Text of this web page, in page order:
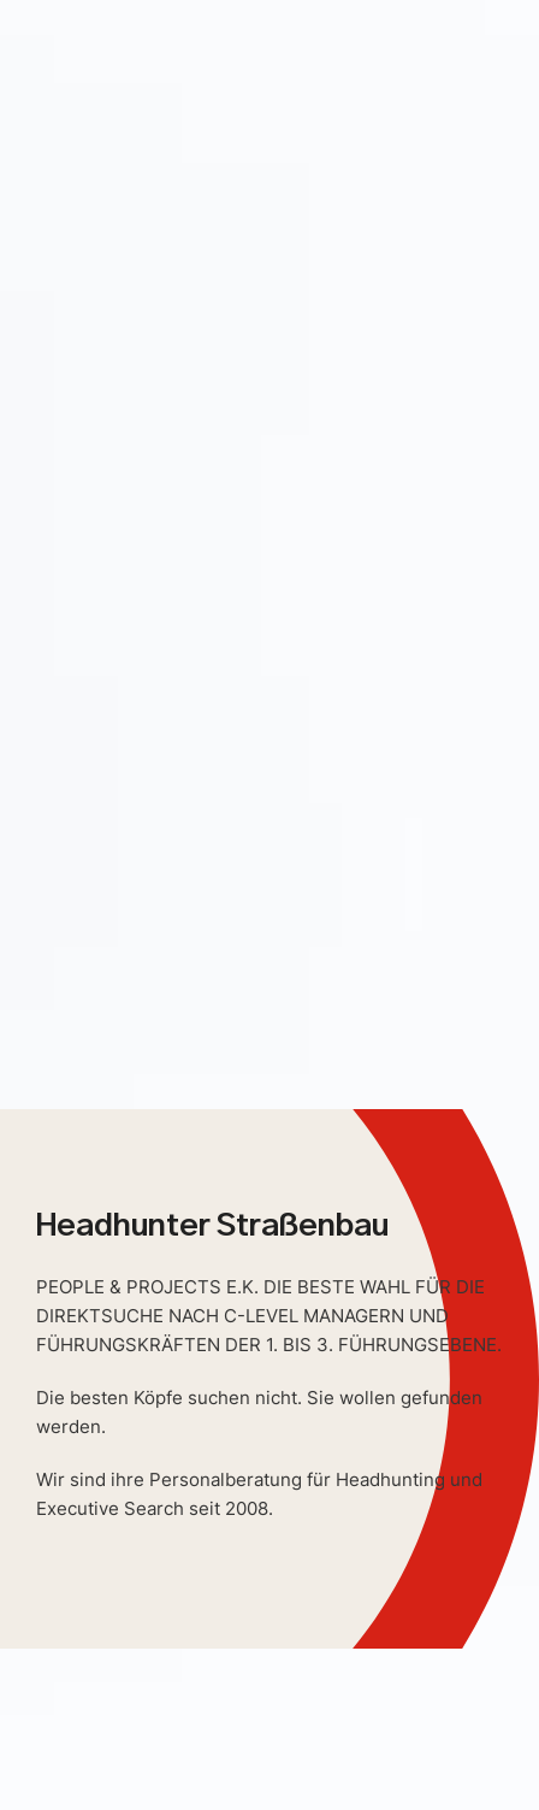
Headhunter Straßenbau
PEOPLE & PROJECTS E.K. DIE BESTE WAHL FÜR DIE
DIREKTSUCHE NACH C-LEVEL MANAGERN UND
FÜHRUNGSKRÄFTEN DER 1. BIS 3. FÜHRUNGSEBENE.
Die besten Köpfe suchen nicht. Sie wollen gefunden
werden.
Wir sind ihre Personalberatung für Headhunting und
Executive Search seit 2008.